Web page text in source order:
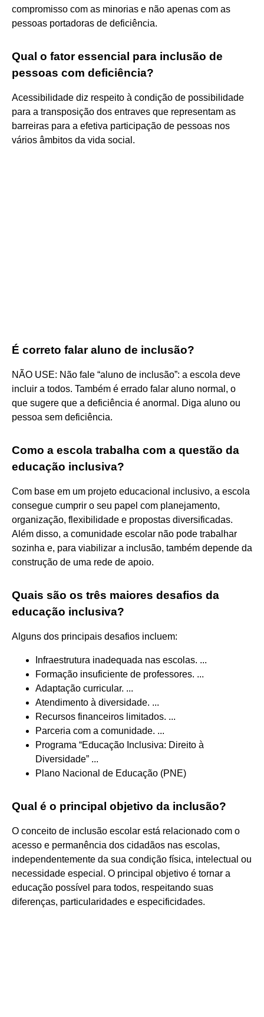
compromisso com as minorias e não apenas com as
pessoas portadoras de deficiência.
Qual o fator essencial para inclusão de
pessoas com deficiência?
Acessibilidade diz respeito à condição de possibilidade
para a transposição dos entraves que representam as
barreiras para a efetiva participação de pessoas nos
vários âmbitos da vida social.
É correto falar aluno de inclusão?
NÃO USE: Não fale “aluno de inclusão”: a escola deve
incluir a todos. Também é errado falar aluno normal, o
que sugere que a deficiência é anormal. Diga aluno ou
pessoa sem deficiência.
Como a escola trabalha com a questão da
educação inclusiva?
Com base em um projeto educacional inclusivo, a escola
consegue cumprir o seu papel com planejamento,
organização, flexibilidade e propostas diversificadas.
Além disso, a comunidade escolar não pode trabalhar
sozinha e, para viabilizar a inclusão, também depende da
construção de uma rede de apoio.
Quais são os três maiores desafios da
educação inclusiva?
Alguns dos principais desafios incluem:
Infraestrutura inadequada nas escolas. ...
Formação insuficiente de professores. ...
Adaptação curricular. ...
Atendimento à diversidade. ...
Recursos financeiros limitados. ...
Parceria com a comunidade. ...
Programa “Educação Inclusiva: Direito à
Diversidade” ...
Plano Nacional de Educação (PNE)
Qual é o principal objetivo da inclusão?
O conceito de inclusão escolar está relacionado com o
acesso e permanência dos cidadãos nas escolas,
independentemente da sua condição física, intelectual ou
necessidade especial. O principal objetivo é tornar a
educação possível para todos, respeitando suas
diferenças, particularidades e especificidades.